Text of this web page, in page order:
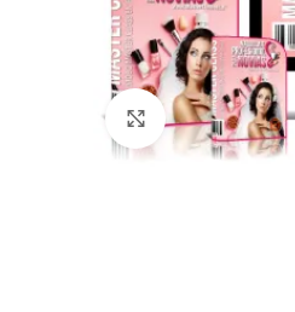
Click para